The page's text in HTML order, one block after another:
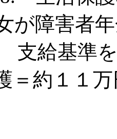
が障害者
支給基準
約１１万